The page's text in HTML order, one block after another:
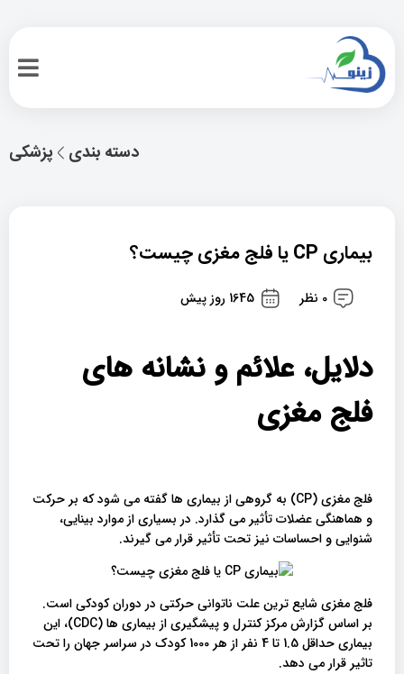
پزشکی دسته بندی
بیماری CP یا فلج مغزی چیست؟
0 نظر 1645 روز پیش
دلایل، علائم و نشانه های
فلج مغزی
فلج مغزی (CP) به گروهی از بیماری ها گفته می شود که بر حرکت
و هماهنگی عضلات تأثیر می گذارد. در بسیاری از موارد بینایی،
شنوایی و احساسات نیز تحت تأثیر قرار می گیرند.
فلج مغزی شایع ترین علت ناتوانی حرکتی در دوران کودکی است.
بر اساس گزارش مرکز کنترل و پیشگیری از بیماری ها (CDC)، این
بیماری حداقل 1.5 تا 4 نفر از هر 1000 کودک در سراسر جهان را تحت
تاثیر قرار می دهد.